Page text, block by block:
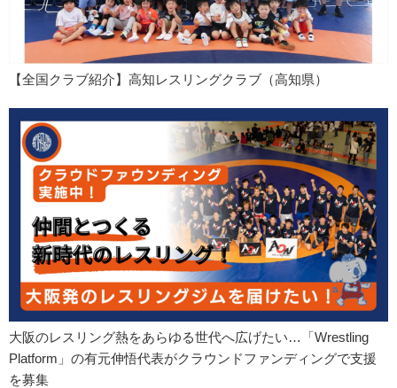
【全国クラブ紹介】高知レスリングクラブ（高知県）
大阪のレスリング熱をあらゆる世代へ広げたい…「Wrestling
Platform」の有元伸悟代表がクラウンドファンディングで支援
を募集